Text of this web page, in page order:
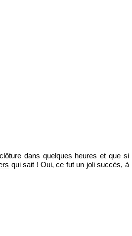
dans quelques heures et que si
qui sait ! Oui, ce fut un joli succès, à